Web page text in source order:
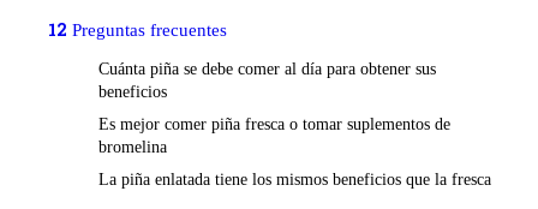
12 Preguntas frecuentes
Cuánta piña se debe comer al día para obtener sus
beneficios
Es mejor comer piña fresca o tomar suplementos de
bromelina
La piña enlatada tiene los mismos beneficios que la fresca